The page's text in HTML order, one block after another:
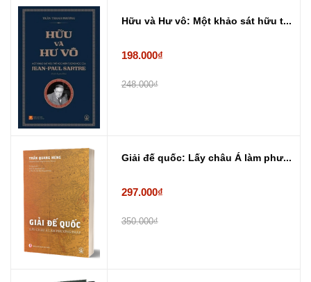
Hữu và Hư vô: Một khảo sát hữu t...
198.000₫
248.000₫
Giải đế quốc: Lấy châu Á làm phư...
297.000₫
350.000₫